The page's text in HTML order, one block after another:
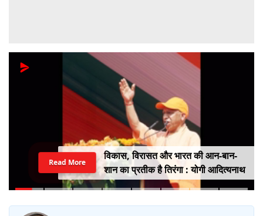
विकास, विरासत और भारत की आन-बान-
शान का प्रतीक है तिरंगा : योगी आदित्यनाथ
Read More